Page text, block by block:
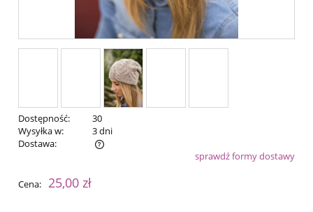
Dostępność:
30
Wysyłka w:
3 dni
Dostawa:
Cena nie zawiera ewentualnych kosztów płatnościsprawdź formy dostawy
Cena: 25,00 zł